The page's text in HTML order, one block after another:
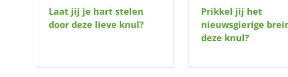
Laat jij je hart stelen
door deze lieve knul?
Prikkel jij het
nieuwsgierige
deze knul?